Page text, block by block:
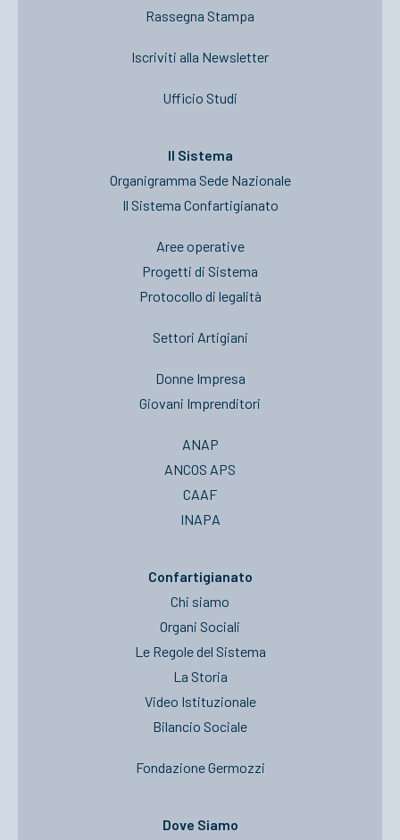
Rassegna Stampa
Iscriviti alla Newsletter
Ufficio Studi
Il Sistema
Organigramma Sede Nazionale
Il Sistema Confartigianato
Aree operative
Progetti di Sistema
Protocollo di legalità
Settori Artigiani
Donne Impresa
Giovani Imprenditori
ANAP
ANCOS APS
CAAF
INAPA
Confartigianato
Chi siamo
Organi Sociali
Le Regole del Sistema
La Storia
Video Istituzionale
Bilancio Sociale
Fondazione Germozzi
Dove Siamo